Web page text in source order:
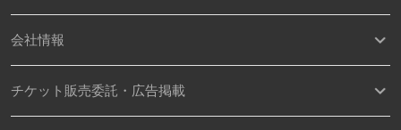
会社情報
チケット販売委託・広告掲載